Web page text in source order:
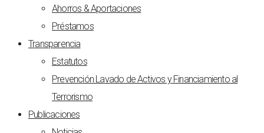
Ahorros & Aportaciones
Préstamos
Transparencia
Estatutos
Prevención Lavado de Activos y Financiamiento al
Terrorismo
Publicaciones